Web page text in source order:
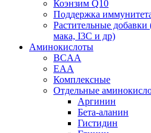
Коэнзим Q10
Поддержка
Растительные
мака, I3C и др)
Аминокислоты
BCAA
EAA
Комплексные
Отдельные
Аргинин
Бета-аланин
Гистидин